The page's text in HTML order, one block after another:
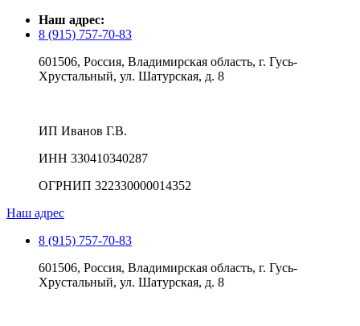
Наш адрес:
8 (915) 757-70-83
601506, Россия, Владимирская область, г. Гусь-
Хрустальный, ул. Шатурская, д. 8
ИП Иванов Г.В.
ИНН 330410340287
ОГРНИП 322330000014352
Наш адрес
8 (915) 757-70-83
601506, Россия, Владимирская область, г. Гусь-
Хрустальный, ул. Шатурская, д. 8